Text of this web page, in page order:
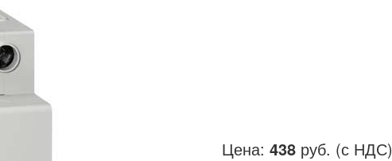
Цена:438 руб. (с НДС)